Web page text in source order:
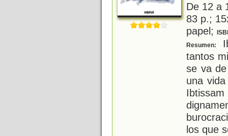
De 12 a
83 p.;
papel;
Resumen:
tantos
se va
una
los que